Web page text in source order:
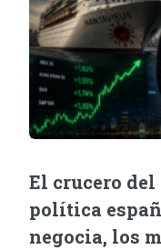
El crucero
política
negocia, los